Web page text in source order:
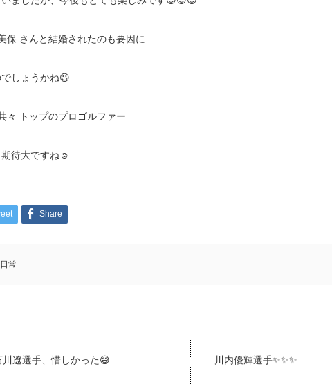
保 さんと結婚されたのも要因に
しょうかね😃
々 トップのプロゴルファー
期待大ですね☺
Share
日常
川遼選手、惜しかった😅 川内優輝選手✨✨✨